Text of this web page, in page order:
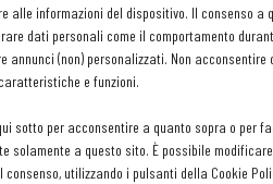
alle informazioni del dispositivo. Il consenso
dati personali come il comportamento
annunci (non) personalizzati. Non
e funzioni.
sotto per acconsentire a quanto sopra o per
solamente a questo sito. È possibile
consenso, utilizzando i pulsanti della Cookie
al fisco. Ma serve (ahinoi, ancora una
da parte dei gestori
collaboratori e i clienti, anche quelli che
Serve un cambio di marcia:
Grpoup nel primo semestre 2020 la